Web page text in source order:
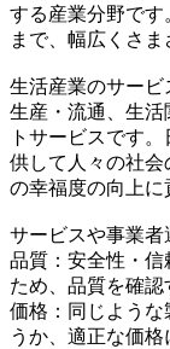
する産業分野です
まで、幅広くさま
生活産業のサー
生産・流通、生
トサービスです
供して人々の社
の幸福度の向上に
サービスや事業者
品質：安全性・信
ため、品質を確認
価格：同じよう
うか、適正な価